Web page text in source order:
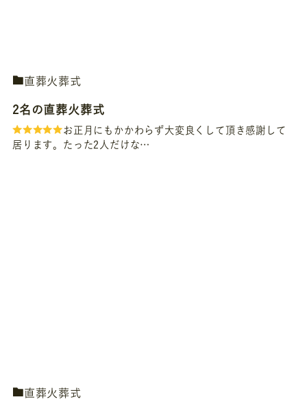
直葬火葬式
2名の直葬火葬式
お正月にもかかわらず大変良くして頂き感謝して
居ります。たった2人だけな…
直葬火葬式